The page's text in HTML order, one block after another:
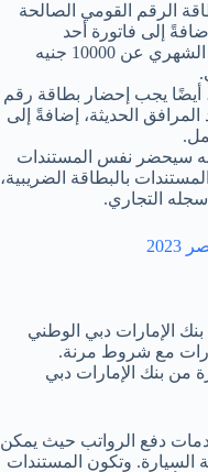
الرقم القومي الصالحة
إلى فاتورة أحد
المرافق، أما في حال زيادة الراتب الشهري عن 10000 جنيه
أيضًا يجب إحضار بطاقة رقم
المرافق الحديثة، إضافةً إلى
سيحضر نفس المستندات
بالبطاقة الضريبية،
التجاري.
الإمارات دبي الوطني
مع شروط مرنة.
من بنك الإمارات دبي
دفع الرواتب حيث يمكن
100% من قيمة السيارة. وتكون المستندات